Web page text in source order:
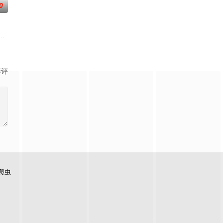
《我是SOLO》由恋爱真人秀名
主厨，却多年未回到第一线当"台前厨"。为了证明实力不减，他们将
着亲爱们亲自制作的谜题展开人文旅行。现场见到的亲爱将解开出题者用
虫